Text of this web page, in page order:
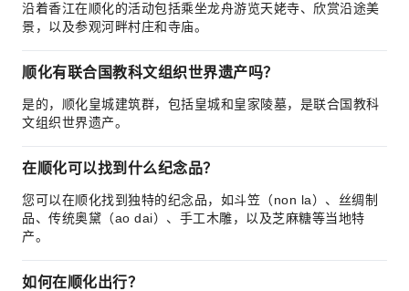
沿着香江在顺化的活动包括乘坐龙舟游览天姥寺、欣赏沿途美
景，以及参观河畔村庄和寺庙。
顺化有联合国教科文组织世界遗产吗？
是的，顺化皇城建筑群，包括皇城和皇家陵墓，是联合国教科
文组织世界遗产。
在顺化可以找到什么纪念品？
您可以在顺化找到独特的纪念品，如斗笠（non la）、丝绸制
品、传统奥黛（ao dai）、手工木雕，以及芝麻糖等当地特
产。
如何在顺化出行？